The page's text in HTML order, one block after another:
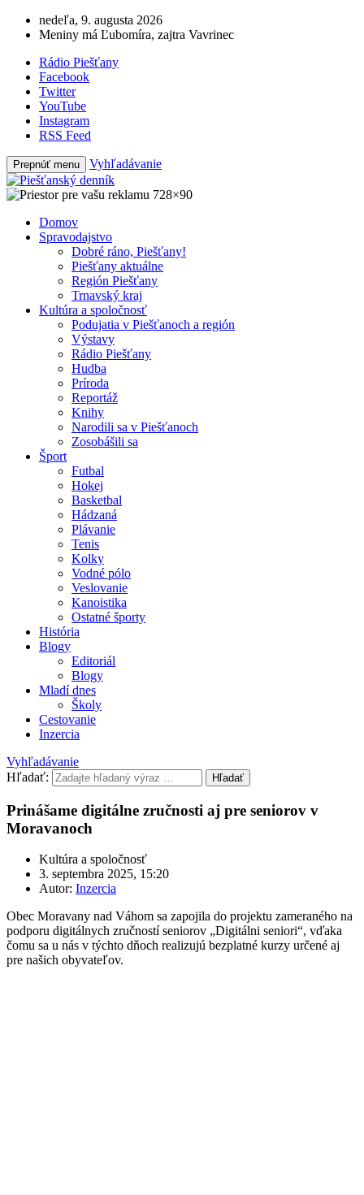
nedeľa, 9. augusta 2026
Meniny má Ľubomíra, zajtra Vavrinec
Rádio Piešťany
Facebook
Twitter
YouTube
Instagram
RSS Feed
Prepnúť menu Vyhľadávanie
Domov
Spravodajstvo
Dobré ráno, Piešťany!
Piešťany aktuálne
Región Piešťany
Trnavský kraj
Kultúra a spoločnosť
Podujatia v Piešťanoch a región
Výstavy
Rádio Piešťany
Hudba
Príroda
Reportáž
Knihy
Narodili sa v Piešťanoch
Zosobášili sa
Šport
Futbal
Hokej
Basketbal
Hádzaná
Plávanie
Tenis
Kolky
Vodné pólo
Veslovanie
Kanoistika
Ostatné športy
História
Blogy
Editoriál
Blogy
Mladí dnes
Školy
Cestovanie
Inzercia
Vyhľadávanie
Hľadať:
Hľadať
Prinášame digitálne zručnosti aj pre seniorov v
Moravanoch
Kultúra a spoločnosť
3. septembra 2025, 15:20
Autor: Inzercia
Obec Moravany nad Váhom sa zapojila do projektu zameraného na
podporu digitálnych zručností seniorov „Digitálni seniori“, vďaka
čomu sa u nás v týchto dňoch realizujú bezplatné kurzy určené aj
pre našich obyvateľov.